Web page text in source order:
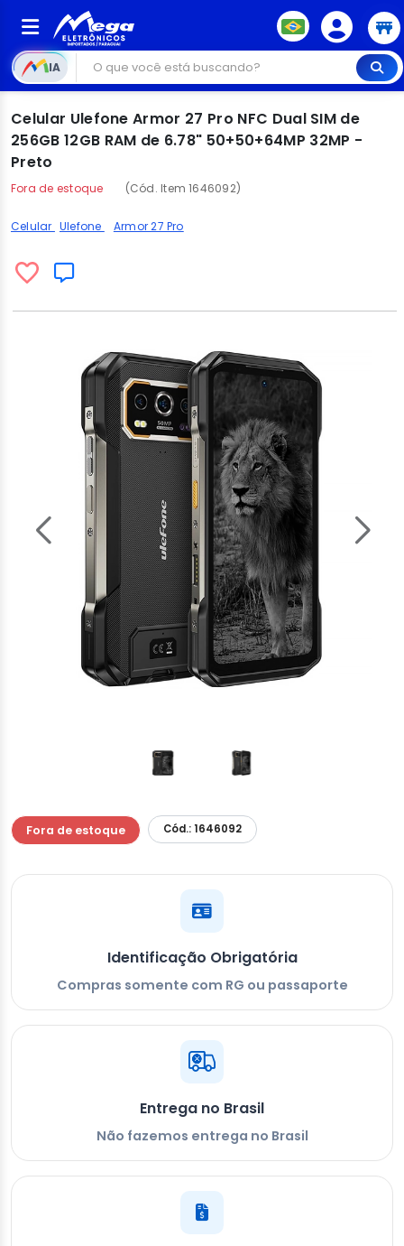
IA
Celular Ulefone Armor 27 Pro NFC Dual SIM de
256GB 12GB RAM de 6.78" 50+50+64MP 32MP -
Preto
Fora de estoque (Cód. Item 1646092)
Celular Ulefone Armor 27 Pro
Fora de estoque Cód.: 1646092
Identificação Obrigatória
Compras somente com RG ou passaporte
Entrega no Brasil
Não fazemos entrega no Brasil